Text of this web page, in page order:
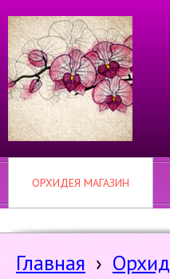
ОРХИДЕЯ МАГАЗИН
Главная ›